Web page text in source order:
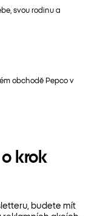
svou rodinu a
obchodě Pepco v
krok
budete mít